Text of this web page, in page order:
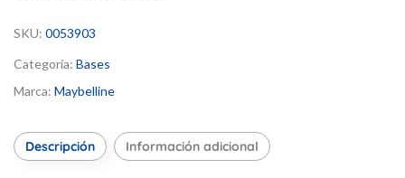
SKU: 0053903
Categoría: Bases
Marca: Maybelline
Descripción Información adicional